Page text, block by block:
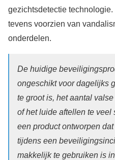
gezichtsdetectie
tevens voorzien van
onderdelen.
De huidige
ongeschikt voor dagelijks
te groot is, het aantal
of het luide aftellen te veel
een product ontworpen
tijdens een
makkelijk te gebruiken is